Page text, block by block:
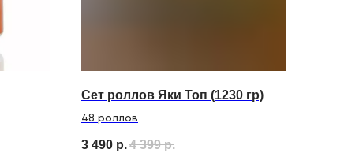
Сет роллов Яки Топ (1230 гр)
48 роллов
3 490 р.4 399 р.